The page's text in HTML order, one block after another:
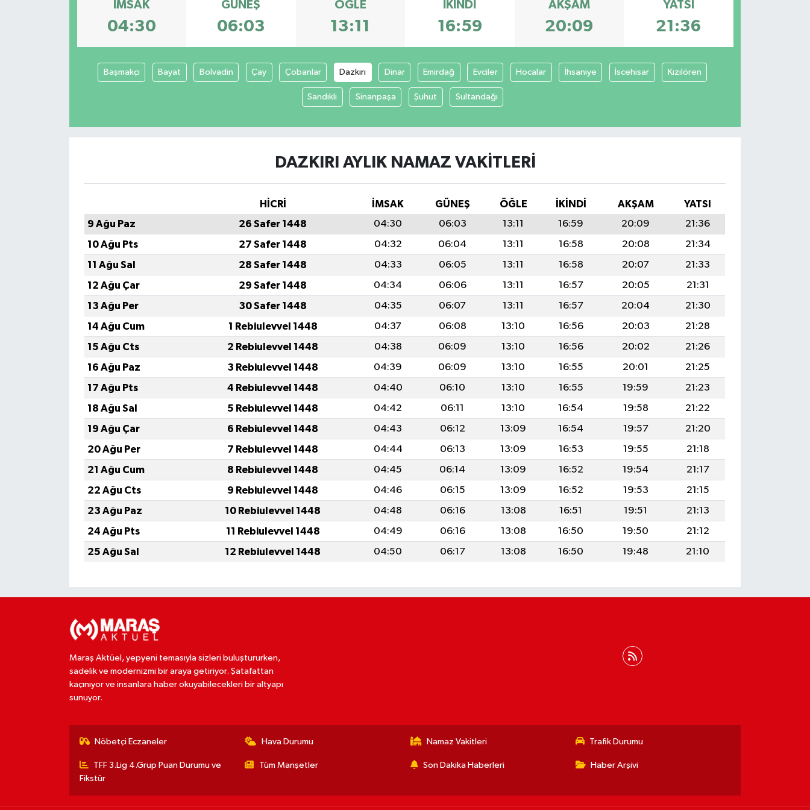
İMSAK
04:30
GÜNEŞ
06:03
ÖĞLE
13:11
İKINDI
16:59
AKŞAM
20:09
YATSI
21:36
Başmakçı Bayat Bolvadin Çay Çobanlar Dazkırı Dinar Emirdağ Evciler Hocalar İhsaniye İscehisar Kızılören
Sandıklı Sinanpaşa Şuhut Sultandağı
DAZKIRI AYLIK NAMAZ VAKITLERI
HİCRİ İMSAK GÜNEŞ ÖĞLE İKINDI AKŞAM
YATSI
9 Ağu Paz
26 Safer 1448 04:30 06:03 13:11 16:59 20:09
21:36
10 Ağu Pts
27 Safer 1448 04:32 06:04 13:11 16:58 20:08
21:34
11 Ağu Sal
28 Safer 1448 04:33 06:05 13:11 16:58 20:07
21:33
12 Ağu Çar
29 Safer 1448 04:34 06:06 13:11 16:57 20:05
21:31
13 Ağu Per
30 Safer 1448 04:35 06:07 13:11 16:57 20:04
21:30
14 Ağu Cum
1 Rebiulevvel 1448 04:37 06:08 13:10 16:56 20:03
21:28
15 Ağu Cts
2 Rebiulevvel 1448 04:38 06:09 13:10 16:56 20:02
21:26
16 Ağu Paz
3 Rebiulevvel 1448 04:39 06:09 13:10 16:55 20:01
21:25
17 Ağu Pts
4 Rebiulevvel 1448 04:40 06:10 13:10 16:55 19:59
21:23
18 Ağu Sal
5 Rebiulevvel 1448 04:42 06:11 13:10 16:54 19:58
21:22
19 Ağu Çar
6 Rebiulevvel 1448 04:43 06:12 13:09 16:54 19:57
21:20
20 Ağu Per
7 Rebiulevvel 1448 04:44 06:13 13:09 16:53 19:55
21:18
21 Ağu Cum
8 Rebiulevvel 1448 04:45 06:14 13:09 16:52 19:54
21:17
22 Ağu Cts
9 Rebiulevvel 1448 04:46 06:15 13:09 16:52 19:53
21:15
23 Ağu Paz
10 Rebiulevvel 1448 04:48 06:16 13:08 16:51 19:51
21:13
24 Ağu Pts
11 Rebiulevvel 1448 04:49 06:16 13:08 16:50 19:50
21:12
25 Ağu Sal
12 Rebiulevvel 1448 04:50 06:17 13:08 16:50 19:48 21:10
Maraş Aktüel, yepyeni temasıyla sizleri buluştururken,
sadelik ve modernizmi bir araya getiriyor. Şatafattan
kaçınıyor ve insanlara haber okuyabilecekleri bir altyapı
sunuyor.
Nöbetçi Eczaneler Hava Durumu Namaz Vakitleri Trafik Durumu
TFF 3.Lig 4.Grup Puan Durumu ve
Fikstür
Tüm Manşetler Son Dakika Haberleri Haber Arşivi